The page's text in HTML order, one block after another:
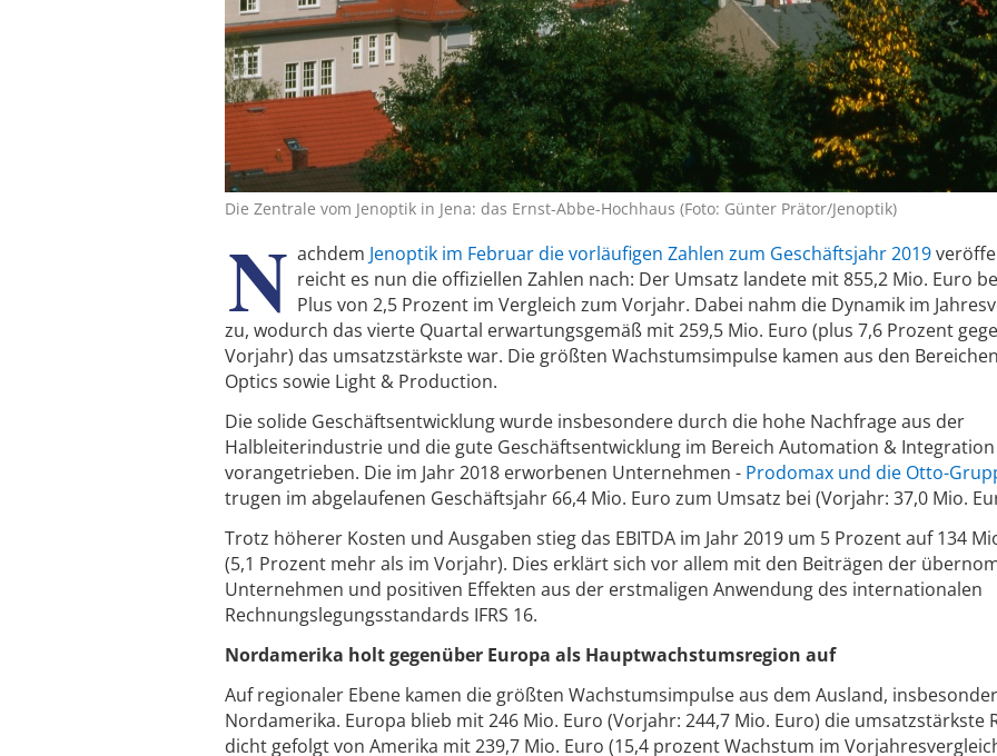
Die Zentrale vom Jenoptik in Jena: das Ernst-Abbe-Hochhaus (Foto: Günter Prätor/Jenoptik)
N achdem Jenoptik im Februar die vorläufigen Zahlen zum Geschäftsjahr 2019
reicht es nun die offiziellen Zahlen nach: Der Umsatz landete mit 855,2 Mio. Euro
Plus von 2,5 Prozent im Vergleich zum Vorjahr. Dabei nahm die Dynamik im
zu, wodurch das vierte Quartal erwartungsgemäß mit 259,5 Mio. Euro (plus 7,6 Prozent
Vorjahr) das umsatzstärkste war. Die größten Wachstumsimpulse kamen aus den
Optics sowie Light & Production.
Die solide Geschäftsentwicklung wurde insbesondere durch die hohe Nachfrage aus der
Halbleiterindustrie und die gute Geschäftsentwicklung im Bereich Automation & Integration
vorangetrieben. Die im Jahr 2018 erworbenen Unternehmen - Prodomax und die Otto-
trugen im abgelaufenen Geschäftsjahr 66,4 Mio. Euro zum Umsatz bei (Vorjahr: 37,0 Mio.
Trotz höherer Kosten und Ausgaben stieg das EBITDA im Jahr 2019 um 5 Prozent auf 134
(5,1 Prozent mehr als im Vorjahr). Dies erklärt sich vor allem mit den Beiträgen der
Unternehmen und positiven Effekten aus der erstmaligen Anwendung des internationalen
Rechnungslegungsstandards IFRS 16.
Nordamerika holt gegenüber Europa als Hauptwachstumsregion auf
Auf regionaler Ebene kamen die größten Wachstumsimpulse aus dem Ausland,
Nordamerika. Europa blieb mit 246 Mio. Euro (Vorjahr: 244,7 Mio. Euro) die umsatzstärkste
dicht gefolgt von Amerika mit 239,7 Mio. Euro (15,4 prozent Wachstum im